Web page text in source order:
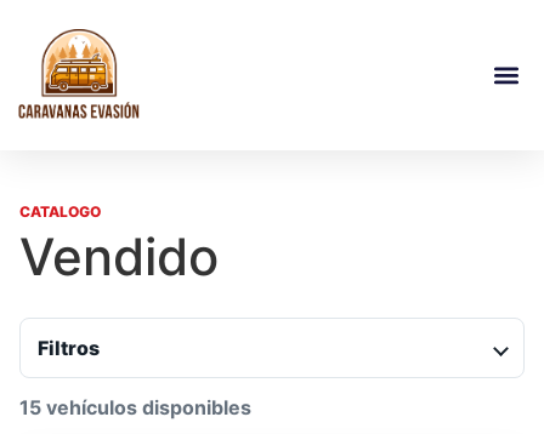
CATALOGO
Vendido
Filtros
15 vehículos disponibles